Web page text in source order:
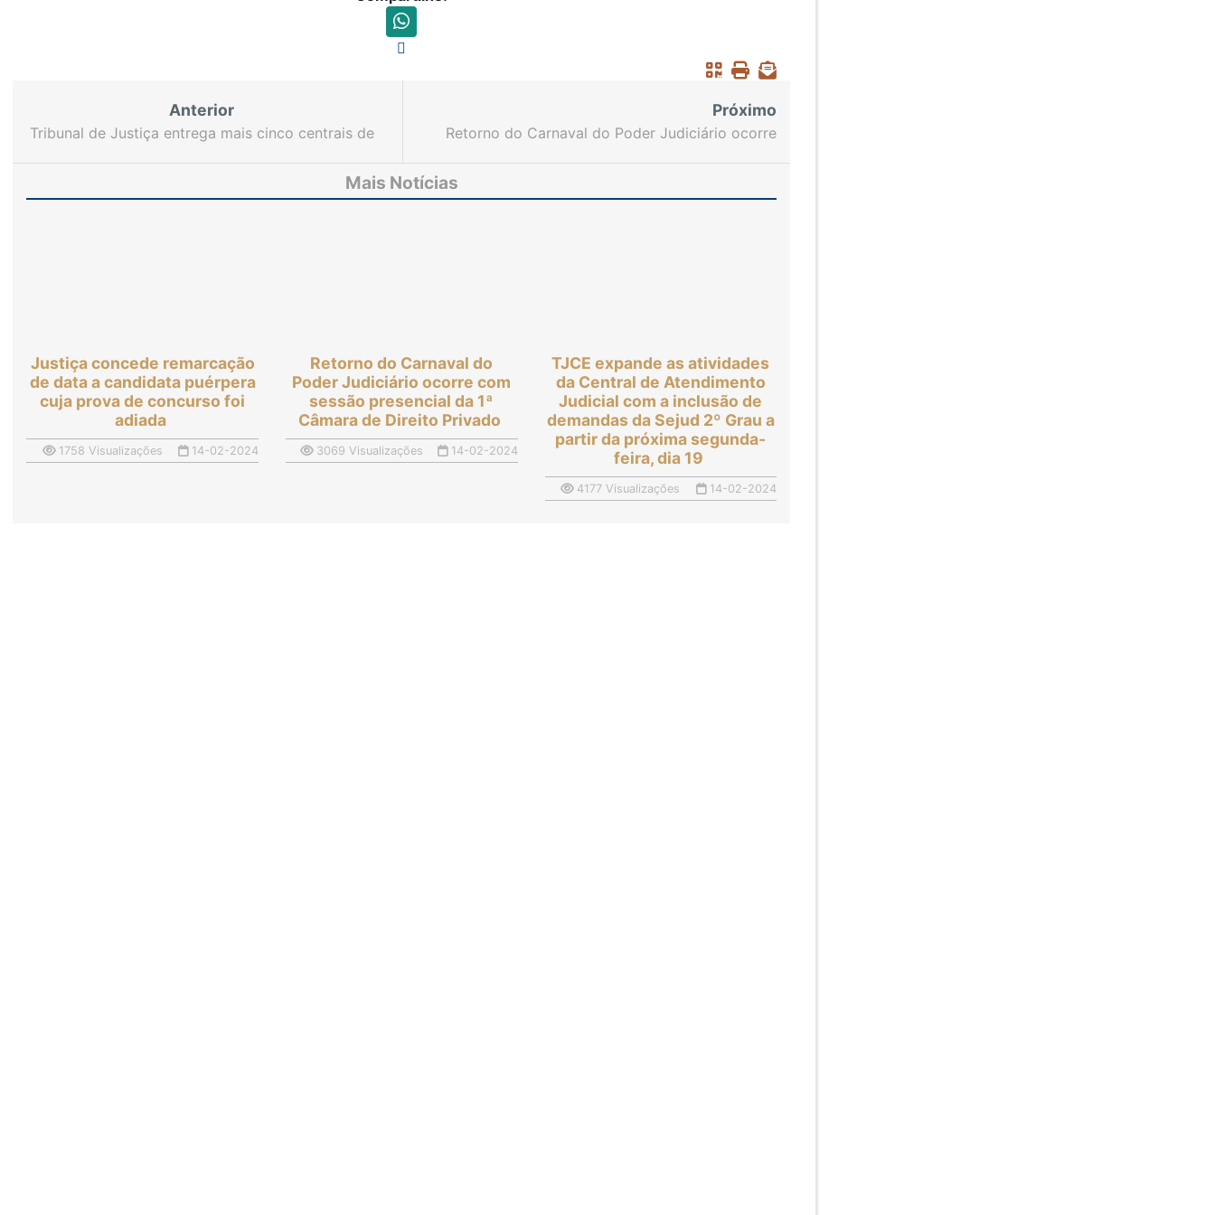
Anterior
Tribunal de Justiça entrega mais cinco centrais de
Próximo
Retorno do Carnaval do Poder Judiciário ocorre
Mais Notícias
Justiça concede remarcação
de data a candidata puérpera
cuja prova de concurso foi
adiada
1758 Visualizações 14-02-2024
Retorno do Carnaval do
Poder Judiciário ocorre com
sessão presencial da 1ª
Câmara de Direito Privado
3069 Visualizações 14-02-2024
TJCE expande as atividades
da Central de Atendimento
Judicial com a inclusão de
demandas da Sejud 2º Grau a
partir da próxima segunda-
feira, dia 19
4177 Visualizações 14-02-2024